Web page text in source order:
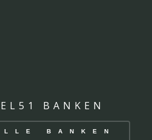
BANKEN
BANKEN